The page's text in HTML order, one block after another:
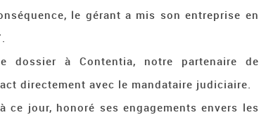
le gérant a mis son entreprise en
dossier à Contentia, notre partenaire de
directement avec le mandataire judiciaire.
ce jour, honoré ses engagements envers les